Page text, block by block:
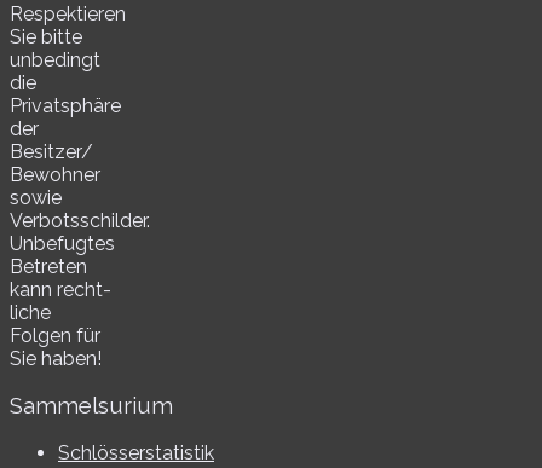
Respektieren
Sie bitte
unbe­dingt
die
Privatsphäre
der
Besitzer/​
Bewohner
sowie
Verbotsschilder.
Unbefugtes
Betreten
kann recht­
li­che
Folgen für
Sie haben!
Sammelsurium
Schlösserstatistik